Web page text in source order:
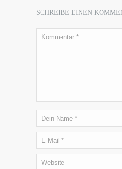
SCHREIBE EINEN